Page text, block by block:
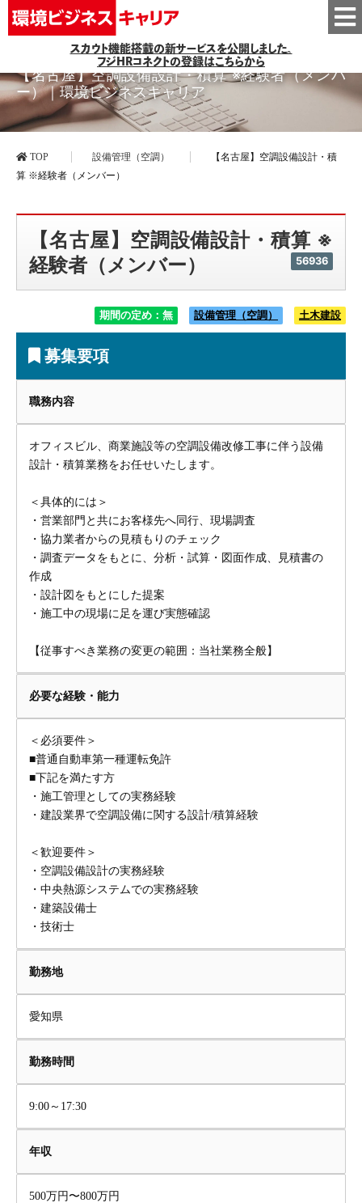
スカウト機能搭載の新サービスを公開しました。
フジHRコネクトの登録はこちらから
【名古屋】空調設備設計・積算 ※経験者（メンバ
ー）｜環境ビジネスキャリア
TOP 設備管理（空調）
【名古屋】空調設備設計・積
算 ※経験者（メンバー）
【名古屋】空調設備設計・積算 ※
経験者（メンバー）
56936
期間の定め：無 設備管理（空調） 土木建設
募集要項
職務内容
オフィスビル、商業施設等の空調設備改修工事に伴う設備
設計・積算業務をお任せいたします。
＜具体的には＞
・営業部門と共にお客様先へ同行、現場調査
・協力業者からの見積もりのチェック
・調査データをもとに、分析・試算・図面作成、見積書の
作成
・設計図をもとにした提案
・施工中の現場に足を運び実態確認
【従事すべき業務の変更の範囲：当社業務全般】
必要な経験・能力
＜必須要件＞
■普通自動車第一種運転免許
■下記を満たす方
・施工管理としての実務経験
・建設業界で空調設備に関する設計/積算経験
＜歓迎要件＞
・空調設備設計の実務経験
・中央熱源システムでの実務経験
・建築設備士
・技術士
勤務地
愛知県
勤務時間
9:00～17:30
年収
500万円〜800万円